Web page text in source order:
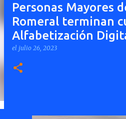
Personas Mayores
Romeral terminan
Alfabetización
el julio 26, 2023